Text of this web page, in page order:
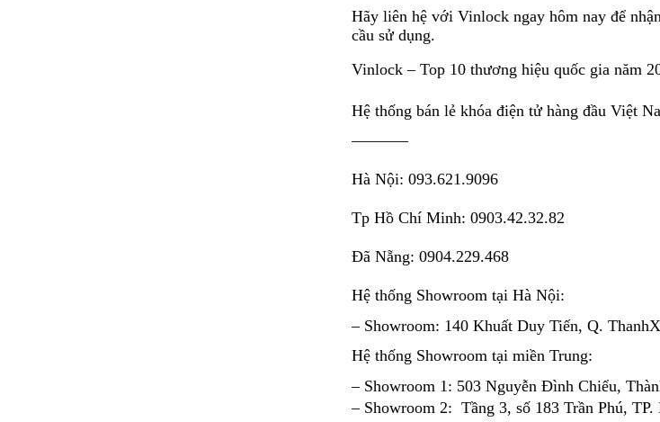
Hãy liên hệ với Vinlock ngay hôm nay để
cầu sử dụng.
Vinlock – Top 10 thương hiệu quốc gia năm
Hệ thống bán lẻ khóa điện tử hàng đầu Việt
———–
Hà Nội: 093.621.9096
Tp Hồ Chí Minh: 0903.42.32.82
Đã Nẵng: 0904.229.468
Hệ thống Showroom tại Hà Nội:
– Showroom: 140 Khuất Duy Tiến, Q. Thanh
Hệ thống Showroom tại miền Trung:
– Showroom 1: 503 Nguyễn Đình Chiểu,
– Showroom 2:  Tầng 3, số 183 Trần Phú, TP.